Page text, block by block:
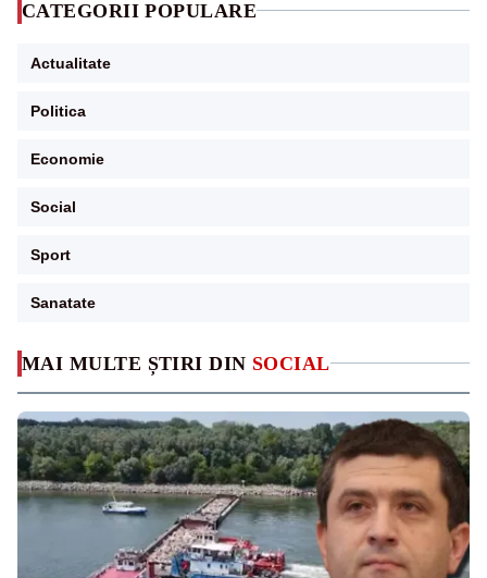
MAI MULTE ȘTIRI DIN SOCIAL
CATEGORII POPULARE
Actualitate
Politica
Economie
Social
Sport
Sanatate